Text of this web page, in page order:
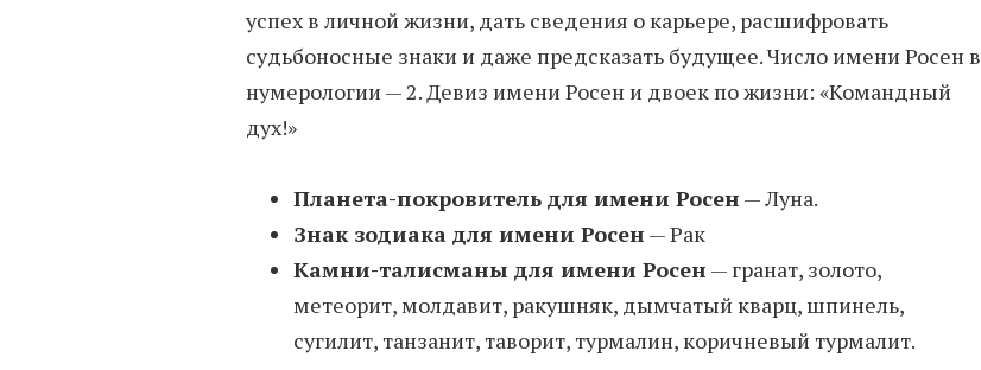
успех в личной жизни, дать сведения о карьере, расшифровать
судьбоносные знаки и даже предсказать будущее. Число имени Росен в
нумерологии — 2. Девиз имени Росен и двоек по жизни: «Командный
дух!»
Планета-покровитель для имени Росен — Луна.
Знак зодиака для имени Росен — Рак
Камни-талисманы для имени Росен — гранат, золото,
метеорит, молдавит, ракушняк, дымчатый кварц, шпинель,
сугилит, танзанит, таворит, турмалин, коричневый турмалит.